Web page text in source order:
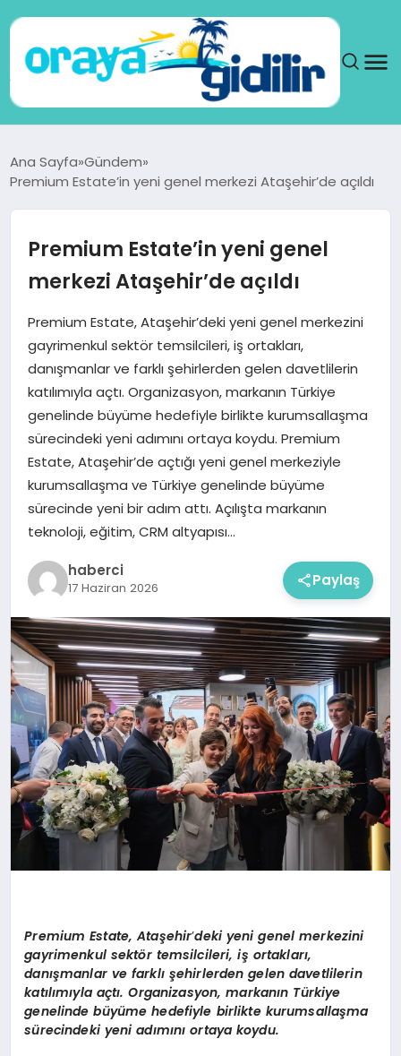
DÜNYA
SEYAHAT
TEKNOLOJI
YAŞAM
Ana Sayfa Gündem
Premium Estate’in yeni genel merkezi Ataşehir’de açıldı
Premium Estate’in yeni genel
merkezi Ataşehir’de açıldı
Premium Estate, Ataşehir’deki yeni genel merkezini
gayrimenkul sektör temsilcileri, iş ortakları,
danışmanlar ve farklı şehirlerden gelen davetlilerin
katılımıyla açtı. Organizasyon, markanın Türkiye
genelinde büyüme hedefiyle birlikte kurumsallaşma
sürecindeki yeni adımını ortaya koydu. Premium
Estate, Ataşehir’de açtığı yeni genel merkeziyle
kurumsallaşma ve Türkiye genelinde büyüme
sürecinde yeni bir adım attı. Açılışta markanın
teknoloji, eğitim, CRM altyapısı…
haberci
17 Haziran 2026 Paylaş
Premium Estate, Ataşehir’deki yeni genel merkezini
gayrimenkul sektör temsilcileri, iş ortakları,
danışmanlar ve farklı şehirlerden gelen davetlilerin
katılımıyla açtı. Organizasyon, markanın Türkiye
genelinde büyüme hedefiyle birlikte kurumsallaşma
sürecindeki yeni adımını ortaya koydu.